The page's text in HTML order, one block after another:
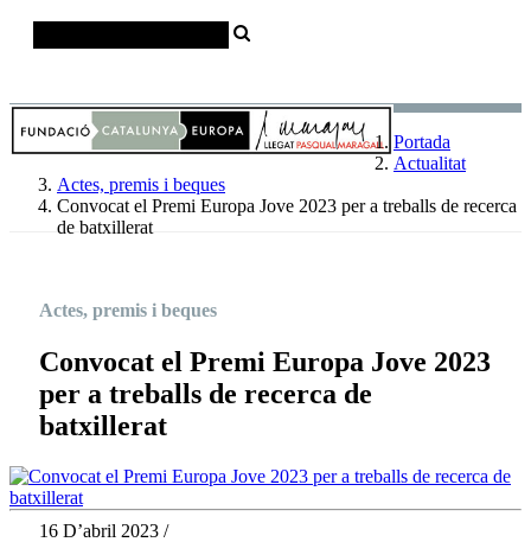
Portada
Actualitat
Actes, premis i beques
Convocat el Premi Europa Jove 2023 per a treballs de recerca
de batxillerat
Actes, premis i beques
Convocat el Premi Europa Jove 2023
per a treballs de recerca de
batxillerat
16 D’abril 2023 /